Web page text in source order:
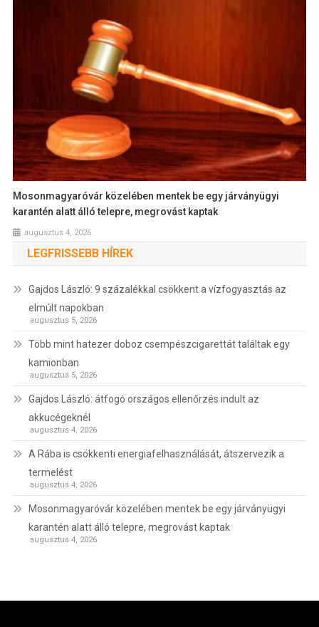
Mosonmagyaróvár közelében mentek be egy járványügyi
karantén alatt álló telepre, megrovást kaptak
augusztus 4, 2026
LEGFRISSEBB HÍREK
Gajdos László: 9 százalékkal csökkent a vízfogyasztás az
elmúlt napokban
augusztus 5, 2026
Több mint hatezer doboz csempészcigarettát találtak egy
kamionban
augusztus 5, 2026
Gajdos László: átfogó országos ellenőrzés indult az
akkucégeknél
augusztus 4, 2026
A Rába is csökkenti energiafelhasználását, átszervezik a
termelést
augusztus 4, 2026
Mosonmagyaróvár közelében mentek be egy járványügyi
karantén alatt álló telepre, megrovást kaptak
augusztus 4, 2026